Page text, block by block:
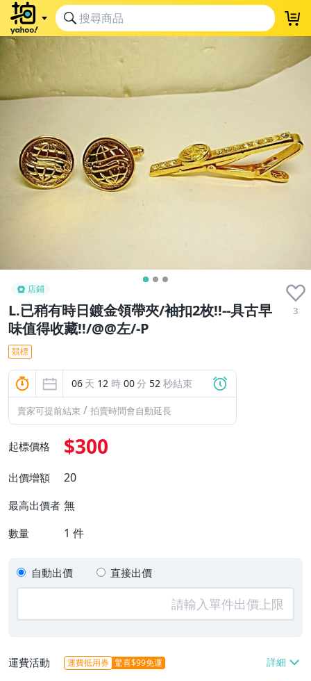
店鋪
L.已稍有時日鍍金領帶夾/袖扣2枚!!--具古早
味值得收藏!!/@@左/-P
3
競標
06 天 12 時 00分 51 秒結束
賣家可提前結束 / 拍賣時間會自動延長
起標價格 $300
出價增額 20
最高出價者 無
數量 1 件
自動出價 直接出價
運費活動 運費抵用券 驚喜$99免運